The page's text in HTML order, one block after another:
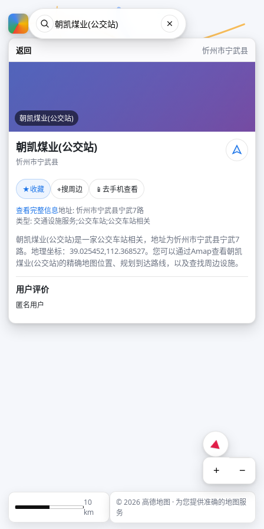
返回 忻州市宁武县
朝凯煤业(公交站)
朝凯煤业(公交站)
忻州市宁武县
★收藏 ⌖搜周边 📱 去手机查看
查看完整信息地址: 忻州市宁武县宁武7路
类型: 交通设施服务;公交车站;公交车站相关
朝凯煤业(公交站)是一家公交车站相关，地址为忻州市宁武县宁武7
路。地理坐标：39.025452,112.368527。您可以通过Amap查看朝凯
煤业(公交站)的精确地图位置、规划到达路线，以及查找周边设施。
用户评价
匿名用户
+ −
10
km
© 2026 高德地图 · 为您提供准确的地图服
务